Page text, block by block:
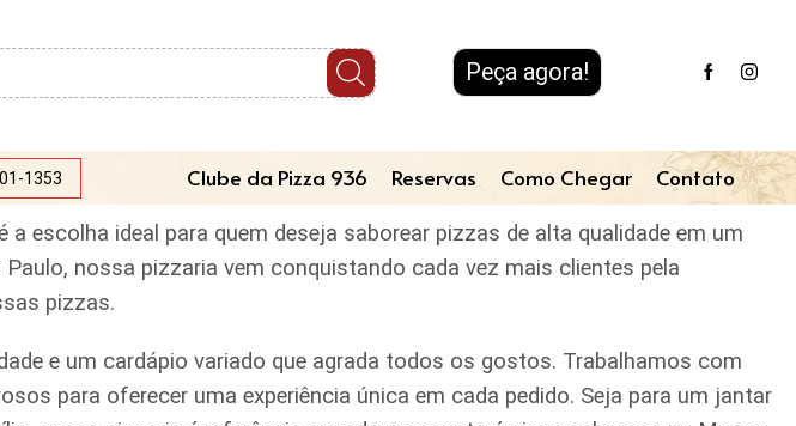
Peça agora!
1353 Clube da Pizza 936 Reservas Como Chegar Contato
escolha ideal para quem deseja saborear pizzas de alta qualidade em um
nossa pizzaria vem conquistando cada vez mais clientes pela
pizzas.
e um cardápio variado que agrada todos os gostos. Trabalhamos com
para oferecer uma experiência única em cada pedido. Seja para um jantar